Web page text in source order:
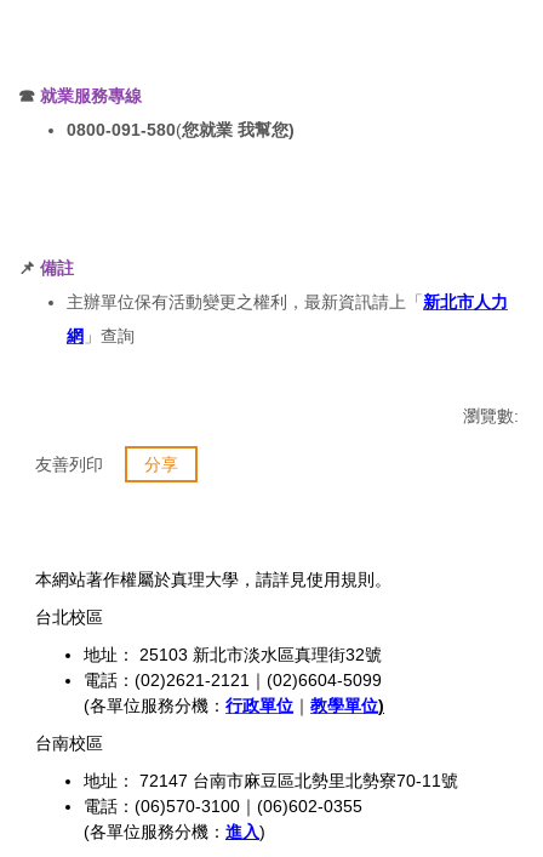
☎ 就業服務專線
0800-091-580(您就業 我幫您)
📌 備註
主辦單位保有活動變更之權利，最新資訊請上「新北市人力
網 」查詢
瀏覽數:
友善列印 分享
本網站著作權屬於真理大學，請詳見使用規則。
台北校區
地址： 25103 新北市淡水區真理街32號
電話：(02)2621-2121｜(02)6604-5099
(各單位服務分機： 行政單位 ｜ 教學單位)
台南校區
地址： 72147 台南市麻豆區北勢里北勢寮70-11號
電話：(06)570-3100｜(06)602-0355
(各單位服務分機： 進入)